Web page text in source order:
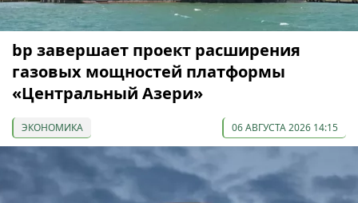
bp завершает проект расширения
газовых мощностей платформы
«Центральный Азери»
ЭКОНОМИКА 06 АВГУСТА 2026 14:15